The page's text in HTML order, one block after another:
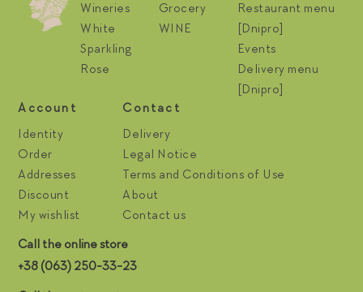
Wineries
White
Sparkling
Rose
Grocery
WINE
Restaurant menu
[Dnipro]
Events
Delivery menu
[Dnipro]
Account
Identity
Order
Addresses
Discount
My wishlist
Contact
Delivery
Legal Notice
Terms and Conditions of Use
About
Contact us
Call the online store
+38 (063) 250-33-23